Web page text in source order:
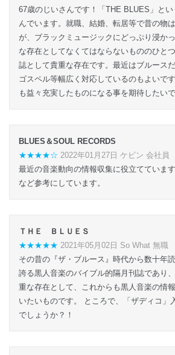
67歳のじいさんです！「THE BLUES」と
んでいます。就職、結婚、転居等で昔の物
が、ブラックミュージックにどっぷり浸か
な存在としてなくてはならないもののひと
誌として貴重な存在です。最近はブルース
ゴスペル等幅広く対応しているのもよいで
も益々充実したものになる事を期待したいで
BLUES＆SOUL RECORDS
★★★★☆ 2022年01月27日 ケビン 会社員
最近の音楽動向の情報収集に役立てていま
など参考にしています。
ＴＨＥ ＢＬＵＥＳ
★★★★★ 2021年05月02日 So What 無職
その昔の『ザ・ブルース』時代から数十年
誇る黒人音楽のバイブル的隔月刊誌であり
重な存在として、これからも黒人音楽の情
いたいものです。 ところで、「ザディコ」
でしょうか？！